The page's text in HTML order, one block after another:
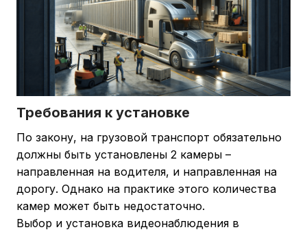
Требования к установке
По закону, на грузовой транспорт обязательно
должны быть установлены 2 камеры –
направленная на водителя, и направленная на
дорогу. Однако на практике этого количества
камер может быть недостаточно.
Выбор и установка видеонаблюдения в